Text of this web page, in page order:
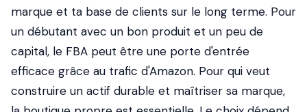
marque et ta base de clients sur le long terme. Pour
un débutant avec un bon produit et un peu de
capital, le FBA peut être une porte d'entrée
efficace grâce au trafic d'Amazon. Pour qui veut
construire un actif durable et maîtriser sa marque,